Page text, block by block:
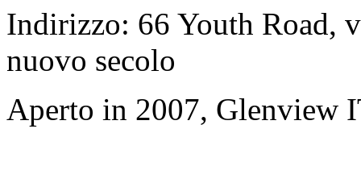
Indirizzo: 66 Youth Road,
nuovo secolo
Aperto in 2007, Glenview